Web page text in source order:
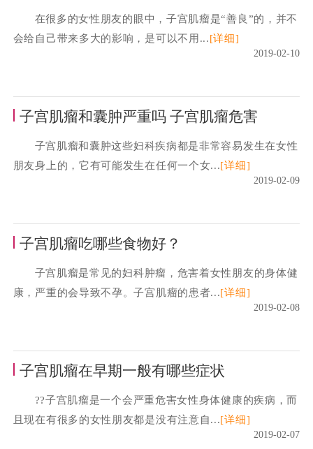
在很多的女性朋友的眼中，子宫肌瘤是“善良”的，并不
会给自己带来多大的影响，是可以不用...[详细]
2019-02-10
子宫肌瘤和囊肿严重吗 子宫肌瘤危害
子宫肌瘤和囊肿这些妇科疾病都是非常容易发生在女性
朋友身上的，它有可能发生在任何一个女...[详细]
2019-02-09
子宫肌瘤吃哪些食物好？
子宫肌瘤是常见的妇科肿瘤，危害着女性朋友的身体健
康，严重的会导致不孕。子宫肌瘤的患者...[详细]
2019-02-08
子宫肌瘤在早期一般有哪些症状
??子宫肌瘤是一个会严重危害女性身体健康的疾病，而
且现在有很多的女性朋友都是没有注意自...[详细]
2019-02-07